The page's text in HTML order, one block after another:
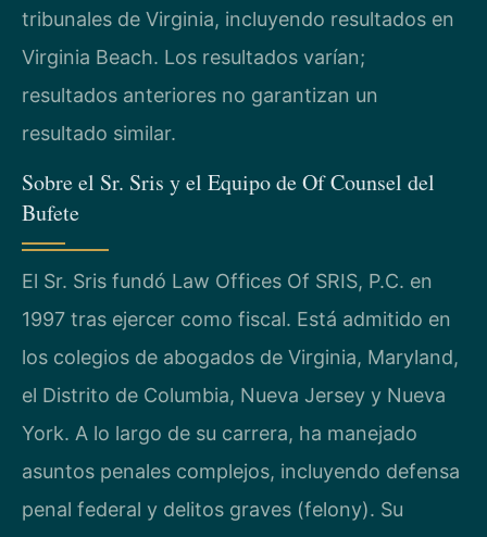
tribunales de Virginia, incluyendo resultados en
Virginia Beach. Los resultados varían;
resultados anteriores no garantizan un
resultado similar.
Sobre el Sr. Sris y el Equipo de Of Counsel del
Bufete
El Sr. Sris fundó Law Offices Of SRIS, P.C. en
1997 tras ejercer como fiscal. Está admitido en
los colegios de abogados de Virginia, Maryland,
el Distrito de Columbia, Nueva Jersey y Nueva
York. A lo largo de su carrera, ha manejado
asuntos penales complejos, incluyendo defensa
penal federal y delitos graves (felony). Su